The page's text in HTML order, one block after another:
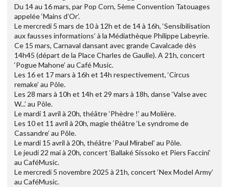
Du 14 au 16 mars, par Pop Corn, 5ème Convention Tatouages
appelée ‘Mains d’Or’.
Le mercredi 5 mars de 10 à 12h et de 14 à 16h, ‘Sensibilisation
aux fausses informations’ à la Médiathèque Philippe Labeyrie.
Ce 15 mars, Carnaval dansant avec grande Cavalcade dès
14h45 (départ de la Place Charles de Gaulle). A 21h, concert
‘Pogue Mahone’ au Café Music.
Les 16 et 17 mars à 16h et 14h respectivement, ‘Circus
remake’ au Pôle.
Les 28 mars à 10h et 14h et 29 mars à 18h, danse ‘Valse avec
W...’ au Pôle.
Le mardi 1 avril à 20h, théâtre ‘Phèdre !’ au Molière.
Les 10 et 11 avril à 20h, magie théâtre ‘Le syndrome de
Cassandre’ au Pôle.
Le mardi 15 avril à 20h, théâtre ‘Paul Mirabel’ au Pôle.
Le jeudi 22 mai à 20h, concert ‘Ballaké Sissoko et Piers Faccini’
au CaféMusic.
Le mercredi 5 novembre 2025 à 21h, concert ‘Nex Model Army’
au CaféMusic.